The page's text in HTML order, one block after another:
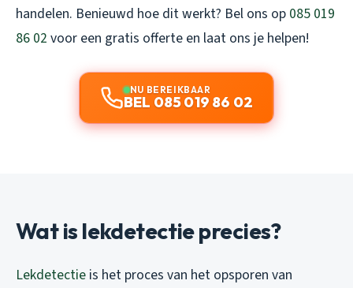
handelen. Benieuwd hoe dit werkt? Bel ons op 085 019
86 02 voor een gratis offerte en laat ons je helpen!
NU BEREIKBAAR
BEL 085 019 86 02
Wat is lekdetectie precies?
Lekdetectie is het proces van het opsporen van